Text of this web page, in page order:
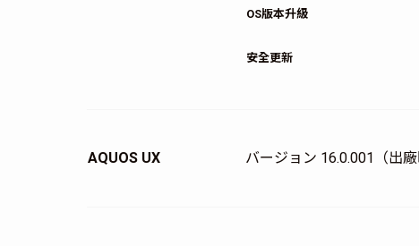
OS版本升級
安全更新
AQUOS UX バージョン 16.0.001（出廠